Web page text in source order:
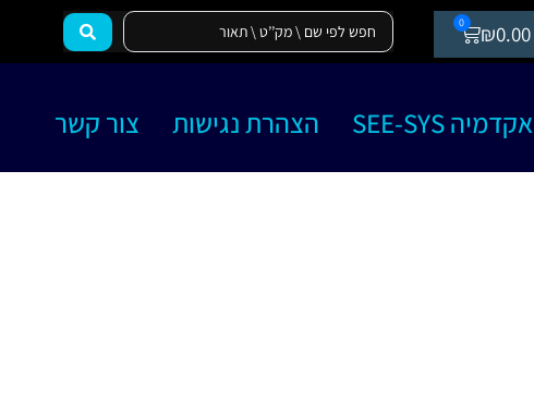
₪0.00
0
אקדמיה SEE-SYS הצהרת נגישות צור קשר